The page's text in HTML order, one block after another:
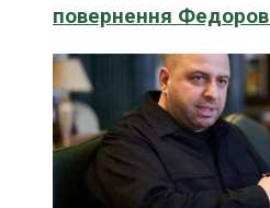
повернення